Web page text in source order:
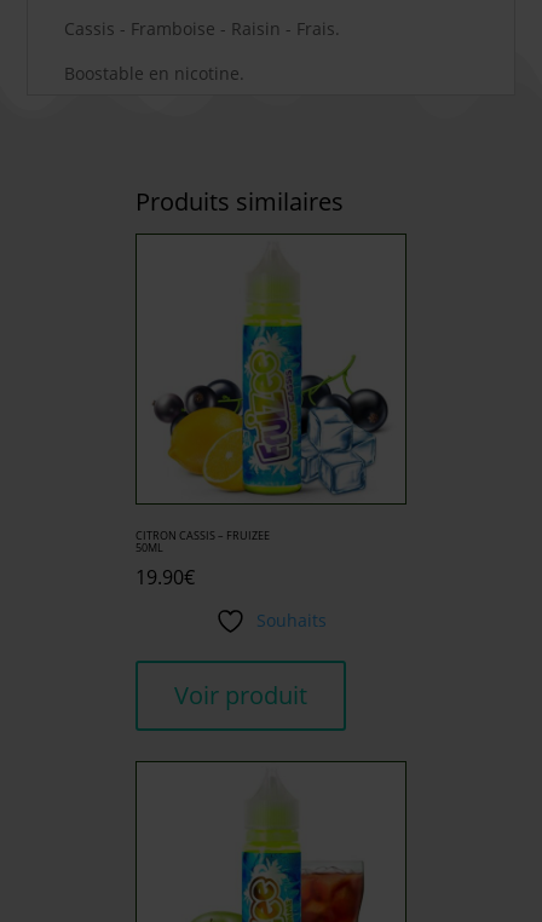
Cassis - Framboise - Raisin - Frais.
Boostable en nicotine.
Produits similaires
CITRON CASSIS – FRUIZEE
50ML
19.90€
Souhaits
Voir produit